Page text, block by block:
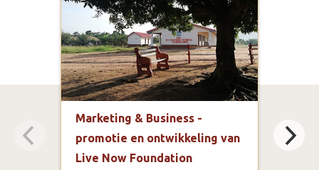
Marketing & Business -
promotie en ontwikkeling van
Live Now Foundation